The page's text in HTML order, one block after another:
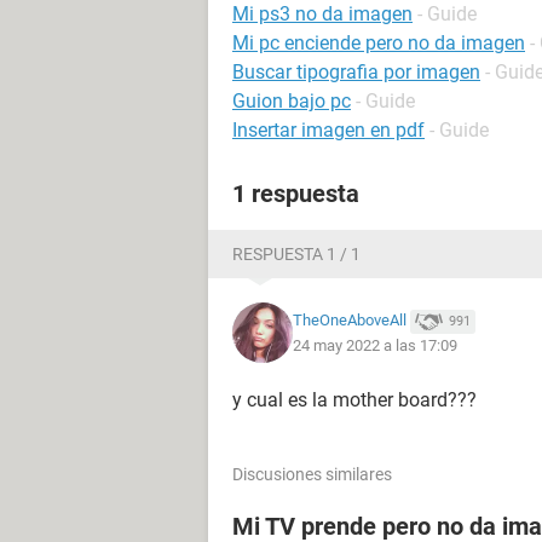
Mi ps3 no da imagen - Guide
Mi pc enciende pero no da imagen -
Buscar tipografia por imagen -
Guion bajo pc - Guide
Insertar imagen en pdf - Guide
1 respuesta
RESPUESTA 1 / 1
TheOneAboveAll 991
24 may 2022 a las 17:09
y cual es la mother board???
Discusiones similares
Mi TV prende pero no da